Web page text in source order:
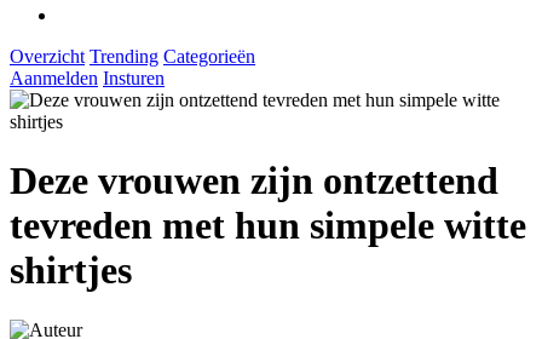
Overzicht Trending Categorieën
Aanmelden Insturen
Deze vrouwen zijn ontzettend
tevreden met hun simpele witte
shirtjes